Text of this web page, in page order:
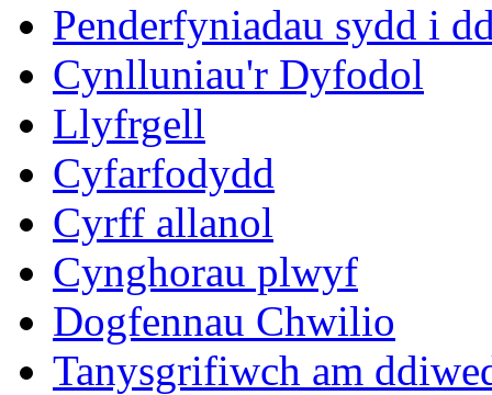
Penderfyniadau sydd i
Cynlluniau'r Dyfodol
Llyfrgell
Cyfarfodydd
Cyrff allanol
Cynghorau plwyf
Dogfennau Chwilio
Tanysgrifiwch am